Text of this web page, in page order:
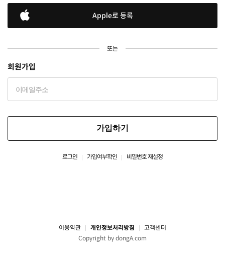
Apple로 등록
또는
회원가입
가입하기
로그인 가입여부확인 비밀번호 재설정
이용약관 개인정보처리방침
고객센터
Copyright by dongA.com